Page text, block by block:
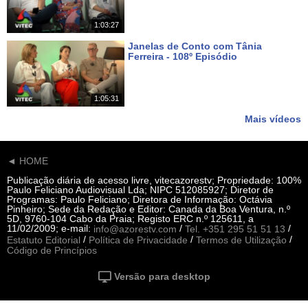
1:03:27
1:05:31
Janelas de Conto com Tânia
Ferreira - 108º Episódio
Mais vídeos
◄ HOME
Publicação diária de acesso livre, vitecazorestv; Propriedade: 100%
Paulo Feliciano Audiovisual Lda; NIPC 512085927; Diretor de
Programas: Paulo Feliciano; Diretora de Informação: Octávia
Pinheiro; Sede da Redação e Editor: Canada da Boa Ventura, n.º
5D, 9760-104 Cabo da Praia; Registo ERC n.º 125611, a
11/02/2009; e-mail: info@azorestv.com / Tel. +351 295 51 51 13 /
Estatuto Editorial / Política de Privacidade / Termos de Utilização /
Código de Princípios
Versão para desktop